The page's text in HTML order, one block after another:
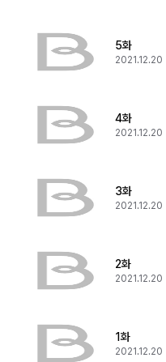
5화
2021.12.20
4화
2021.12.20
3화
2021.12.20
2화
2021.12.20
1화
2021.12.20